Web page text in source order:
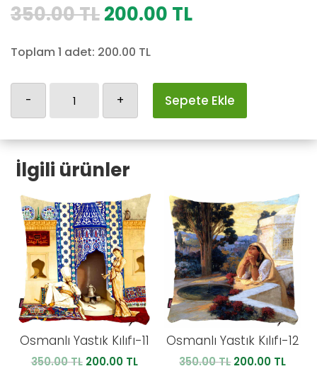
350.00TLOrijinal
350.00 TL.
200.00 TLŞu
Toplam 1 adet: 200.00 TL
-
adet
+ Sepete Ekle
İlgili ürünler
Osmanlı Yastık Kılıfı-11
350.00TL Orijinal
200.00 TLŞu
Osmanlı Yastık Kılıfı-12
350.00TL Orijinal
200.00 TLŞu